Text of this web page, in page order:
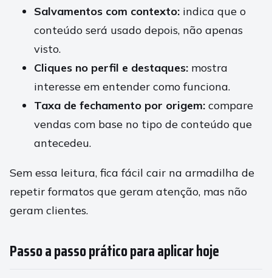
Salvamentos com contexto: indica que o
conteúdo será usado depois, não apenas
visto.
Cliques no perfil e destaques: mostra
interesse em entender como funciona.
Taxa de fechamento por origem: compare
vendas com base no tipo de conteúdo que
antecedeu.
Sem essa leitura, fica fácil cair na armadilha de
repetir formatos que geram atenção, mas não
geram clientes.
Passo a passo prático para aplicar hoje